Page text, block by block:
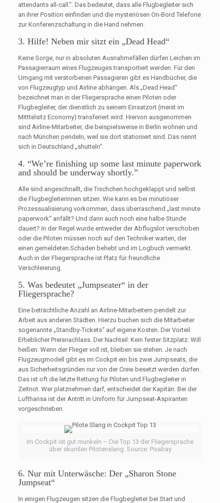
attendants all-call.”. Das bedeutet, dass alle Flugbegleiter sich
an ihrer Position einfinden und die mysteriösen On-Bord Telefone
zur Konferenzschaltung in die Hand nehmen.
3. Hilfe! Neben mir sitzt ein „Dead Head“
Keine Sorge, nur in absoluten Ausnahmefällen dürfen Leichen im
Passagierraum eines Flugzeuges transportiert werden. Für den
Umgang mit verstorbenen Passagieren gibt es Handbücher, die
von Flugzeugtyp und Airline abhängen. Als „Dead Head“
bezeichnet man in der Fliegersprache einen Piloten oder
Flugbegleiter, der dienstlich zu seinem Einsatzort (meist im
Mitttelsitz Economy) transferiert wird. Hiervon ausgenommen
sind Airline-Mitarbeiter, die beispielsweise in Berlin wohnen und
nach München pendeln, weil sie dort stationiert sind. Das nennt
sich in Deutschland „shutteln“.
4. “We’re finishing up some last minute paperwork
and should be underway shortly.”
Alle sind angeschnallt, die Tischchen hochgeklappt und selbst
die Flugbegleiterinnen sitzen. Wie kann es bei minutiöser
Prozessualisierung vorkommen, dass überraschend „last minute
paperwork“ anfällt? Und dann auch noch eine halbe Stunde
dauert? In der Regel wurde entweder der Abflugslot verschoben
oder die Piloten müssen noch auf den Techniker warten, der
einen gemeldeten Schaden behebt und im Logbuch vermerkt.
Auch in der Fliegersprache ist Platz für freundliche
Verschleierung.
5. Was bedeutet „Jumpseater“ in der
Fliegersprache?
Eine beträchtliche Anzahl an Airline-Mitarbeitern pendelt zur
Arbeit aus anderen Städten. Hierzu buchen sich die Mitarbeiter
sogenannte „Standby-Tickets“ auf eigene Kosten. Der Vorteil:
Erheblicher Preisnachlass. Der Nachteil: Kein fester Sitzplatz. Will
heißen: Wenn der Flieger voll ist, bleiben sie stehen. Je nach
Flugzeugmodell gibt es im Cockpit ein bis zwei Jumpseats, die
aus Sicherheitsgründen nur von der Crew besetzt werden dürfen.
Das ist oft die letzte Rettung für Piloten und Flugbegleiter in
Zeitnot. Wer platznehmen darf, entscheidet der Kapitän. Bei der
Lufthansa ist der Antritt in Uniform für Jumpseat-Aspiranten
vorgeschrieben.
Im Cockpit ist gut munkeln – Die Top 13 der Fliegersprache
über skurrilen Pilotenslang. Source: Pixabay
6. Nur mit Unterwäsche: Der „Sharon Stone
Jumpseat“
In einigen Flugzeugen sitzen die Flugbegleiter bei Start und